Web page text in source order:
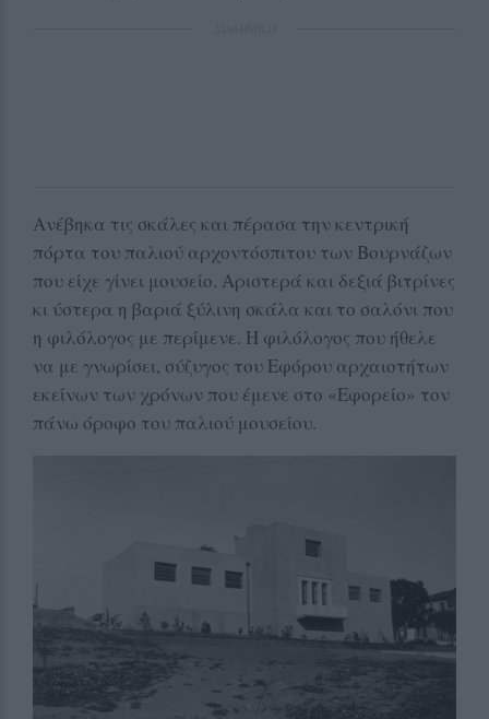
Ανέβηκα τις σκάλες και πέρασα την κεντρική
πόρτα του παλιού αρχοντόσπιτου των Βουρνάζων
που είχε γίνει μουσείο. Αριστερά και δεξιά βιτρίνες
κι ύστερα η βαριά ξύλινη σκάλα και το σαλόνι που
η φιλόλογος με περίμενε. Η φιλόλογος που ήθελε
να με γνωρίσει, σύζυγος του Εφόρου αρχαιοτήτων
εκείνων των χρόνων που έμενε στο «Εφορείο» τον
πάνω όροφο του παλιού μουσείου.